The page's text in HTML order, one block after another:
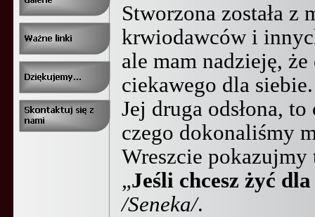
Stworzona została
krwiodawców i
ale mam nadzieję,
ciekawego dla siebie.
Jej druga odsłona,
czego dokonaliśmy
Wreszcie
„Jeśli chcesz żyć
/Seneka/.